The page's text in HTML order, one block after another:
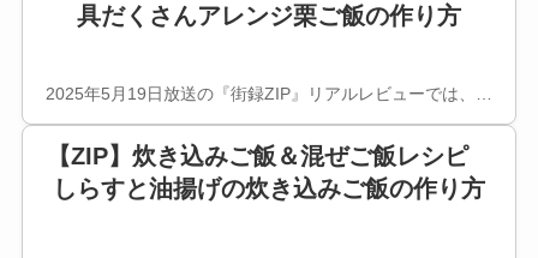
具だくさんアレンジ栗ご飯の作り方
2025年5月19日放送の『街録ZIP』リアルレビューでは、…
【ZIP】炊き込みご飯＆混ぜご飯レシピ
しらすと油揚げの炊き込みご飯の作り方